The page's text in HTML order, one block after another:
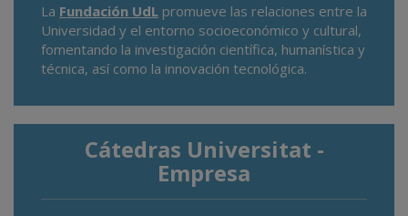
La Fundación UdL promueve las relaciones entre la
Universidad y el entorno socioeconómico y cultural,
fomentando la investigación científica, humanística y
técnica, así como la innovación tecnológica.
Cátedras Universitat -
Empresa